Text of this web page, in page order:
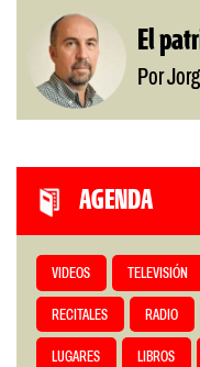
El
Por
AGENDA
VIDEOS TELEVISIÓN
RECITALES RADIO
LUGARES LIBROS